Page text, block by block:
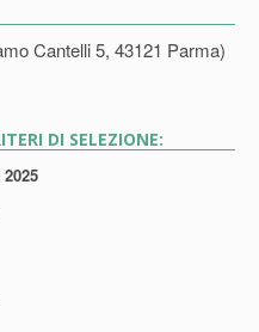
Cantelli 5, 43121 Parma)
DI SELEZIONE: